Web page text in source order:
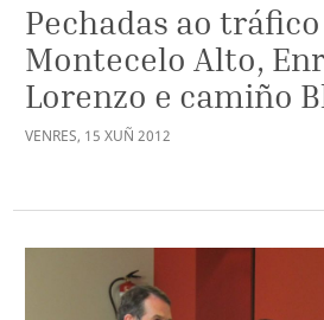
Pechadas ao
Montecelo Alto,
Lorenzo e camiño
VENRES, 15 XUÑ 2012